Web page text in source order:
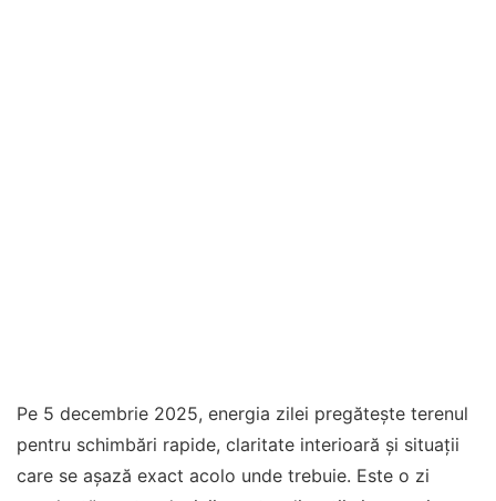
Pe 5 decembrie 2025, energia zilei pregătește terenul
pentru schimbări rapide, claritate interioară și situații
care se așază exact acolo unde trebuie. Este o zi